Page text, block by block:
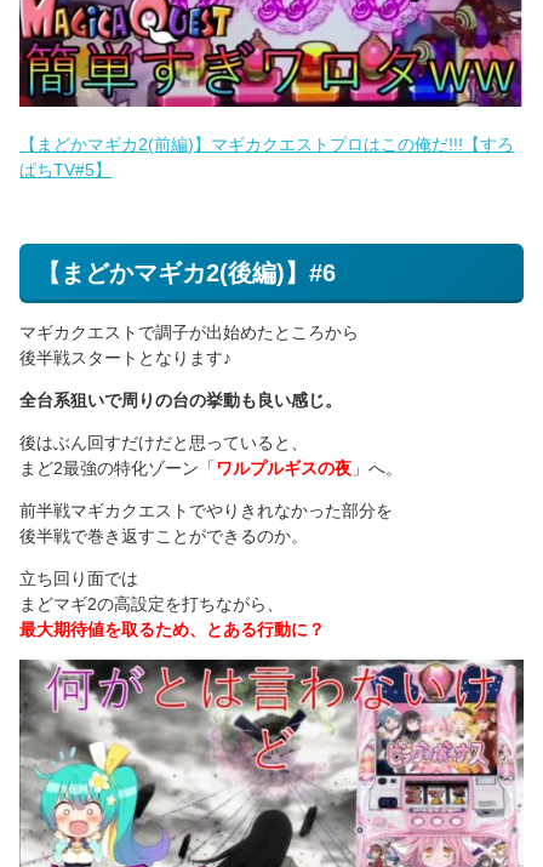
【まどかマギカ2(前編)】マギカクエストプロはこの俺だ!!!【すろ
ぱちTV#5】
【まどかマギカ2(後編)】#6
マギカクエストで調子が出始めたところから
後半戦スタートとなります♪
全台系狙いで周りの台の挙動も良い感じ。
後はぶん回すだけだと思っていると、
まど2最強の特化ゾーン「ワルプルギスの夜 」へ。
前半戦マギカクエストでやりきれなかった部分を
後半戦で巻き返すことができるのか。
立ち回り面では
まどマギ2の高設定を打ちながら、
最大期待値を取るため、とある行動に？